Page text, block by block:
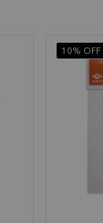
10% OFF